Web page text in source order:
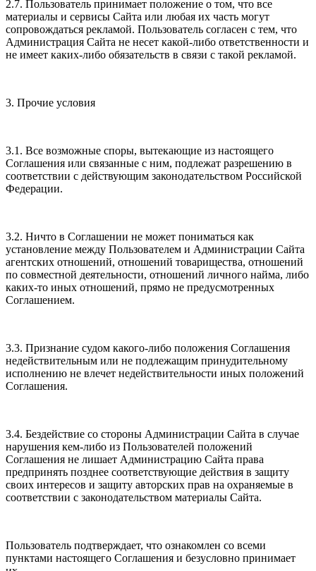
2.7. Пользователь принимает положение о том, что все
материалы и сервисы Сайта или любая их часть могут
сопровождаться рекламой. Пользователь согласен с тем, что
Администрация Сайта не несет какой-либо ответственности и
не имеет каких-либо обязательств в связи с такой рекламой.
3. Прочие условия
3.1. Все возможные споры, вытекающие из настоящего
Соглашения или связанные с ним, подлежат разрешению в
соответствии с действующим законодательством Российской
Федерации.
3.2. Ничто в Соглашении не может пониматься как
установление между Пользователем и Администрации Сайта
агентских отношений, отношений товарищества, отношений
по совместной деятельности, отношений личного найма, либо
каких-то иных отношений, прямо не предусмотренных
Соглашением.
3.3. Признание судом какого-либо положения Соглашения
недействительным или не подлежащим принудительному
исполнению не влечет недействительности иных положений
Соглашения.
3.4. Бездействие со стороны Администрации Сайта в случае
нарушения кем-либо из Пользователей положений
Соглашения не лишает Администрацию Сайта права
предпринять позднее соответствующие действия в защиту
своих интересов и защиту авторских прав на охраняемые в
соответствии с законодательством материалы Сайта.
Пользователь подтверждает, что ознакомлен со всеми
пунктами настоящего Соглашения и безусловно принимает